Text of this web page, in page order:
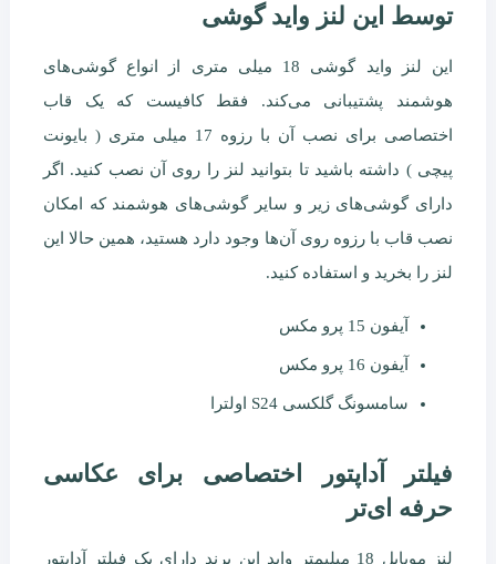
توسط این لنز واید گوشی
این لنز واید گوشی 18 میلی متری از انواع گوشی‌های
هوشمند پشتیبانی می‌کند. فقط کافیست که یک قاب
اختصاصی برای نصب آن با رزوه 17 میلی متری ( بایونت
پیچی ) داشته باشید تا بتوانید لنز را روی آن نصب کنید. اگر
دارای گوشی‌های زیر و سایر گوشی‌های هوشمند که امکان
نصب قاب با رزوه روی آن‌ها وجود دارد هستید، همین حالا این
لنز را بخرید و استفاده کنید.
آیفون 15 پرو مکس
آیفون 16 پرو مکس
سامسونگ گلکسی S24 اولترا
فیلتر آداپتور اختصاصی برای عکاسی
حرفه ای‌تر
لنز موبایل 18 میلیمتر واید این برند دارای یک فیلتر آداپتور